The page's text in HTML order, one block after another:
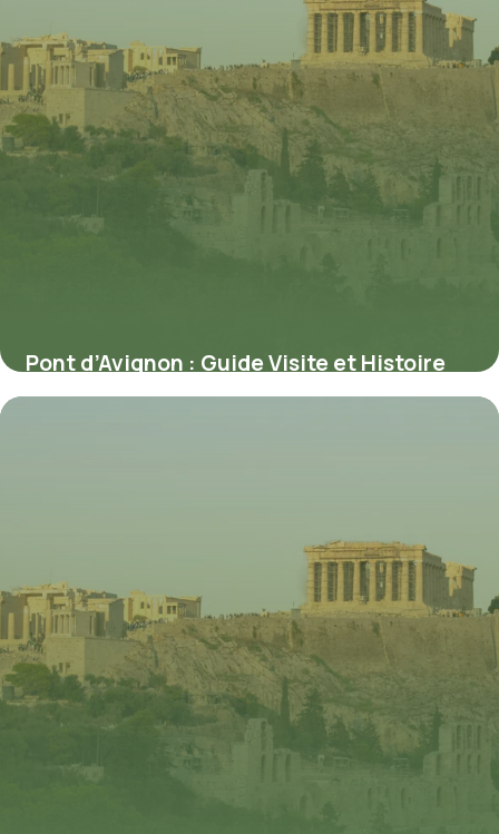
Pont d’Avignon : Guide Visite et Histoire
Complète